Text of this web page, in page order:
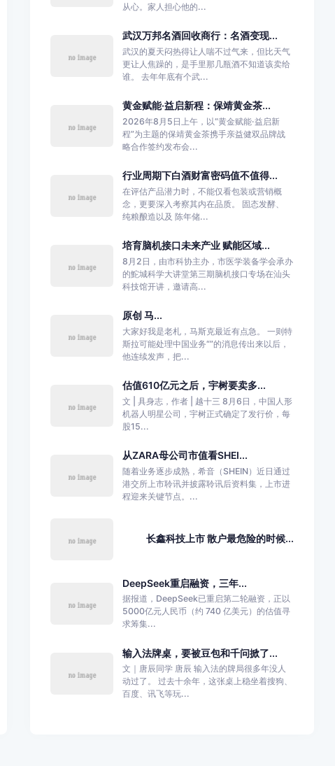
从心。家人担心他的...
武汉万邦名酒回收商行：名酒变现...
武汉的夏天闷热得让人喘不过气来，但比天气
更让人焦躁的，是手里那几瓶酒不知道该卖给
谁。 去年年底有个武...
黄金赋能·益启新程：保靖黄金茶...
2026年8月5日上午，以“黄金赋能·益启新
程”为主题的保靖黄金茶携手亲益健双品牌战
略合作签约发布会...
行业周期下白酒财富密码值不值得...
在评估产品潜力时，不能仅看包装或营销概
念，更要深入考察其内在品质。 固态发酵、
纯粮酿造以及 陈年储...
培育脑机接口未来产业 赋能区域...
8月2日，由市科协主办，市医学装备学会承办
的鮀城科学大讲堂第三期脑机接口专场在汕头
科技馆开讲，邀请高...
原创 马...
大家好我是老札，马斯克最近有点急。 一则特
斯拉可能处理中国业务“”的消息传出来以后，
他连续发声，把...
估值610亿元之后，宇树要卖多...
文 | 具身志，作者 | 越十三 8月6日，中国人形
机器人明星公司，宇树正式确定了发行价，每
股15...
从ZARA母公司市值看SHEI...
随着业务逐步成熟，希音（SHEIN）近日通过
港交所上市聆讯并披露聆讯后资料集，上市进
程迎来关键节点。...
长鑫科技上市 散户最危险的时候...
DeepSeek重启融资，三年...
据报道，DeepSeek已重启第二轮融资，正以
5000亿元人民币（约 740 亿美元）的估值寻
求筹集...
输入法牌桌，要被豆包和千问掀了...
文｜唐辰同学 唐辰 输入法的牌局很多年没人
动过了。 过去十余年，这张桌上稳坐着搜狗、
百度、讯飞等玩...